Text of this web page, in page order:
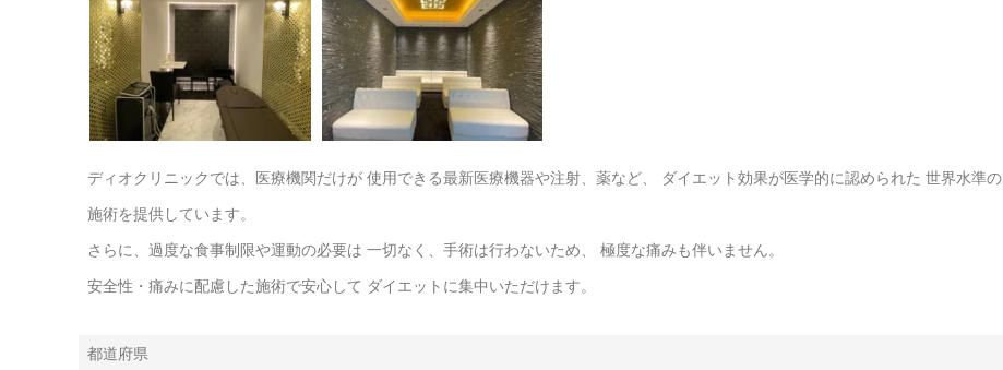
ディオクリニックでは、医療機関だけが 使用できる最新医療機器や注射、薬など、 ダイエット効果が医学的に認められた 世界水準の
施術を提供しています。
さらに、過度な食事制限や運動の必要は 一切なく、手術は行わないため、 極度な痛みも伴いません。
安全性・痛みに配慮した施術で安心して ダイエットに集中いただけます。
都道府県